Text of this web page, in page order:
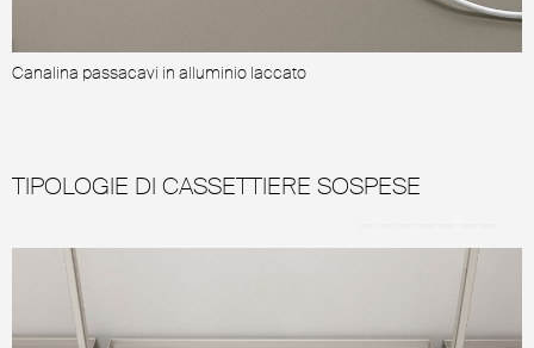
Canalina passacavi in alluminio laccato
TIPOLOGIE DI CASSETTIERE SOSPESE